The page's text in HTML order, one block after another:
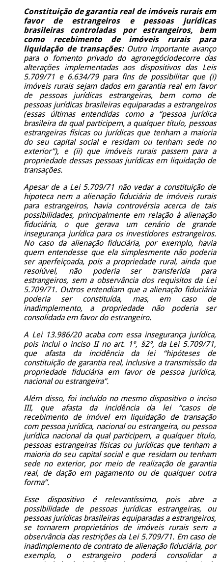
Constituição de garantia real de imóveis rurais em
favor de estrangeiros e pessoas jurídicas
brasileiras controladas por estrangeiros, bem
como recebimento de imóveis rurais para
liquidação de transações: Outro importante avanço
para o fomento privado do agronegóciodecorre das
alterações implementadas aos dispositivos das Leis
5.709/71 e 6.634/79 para fins de possibilitar que (i)
imóveis rurais sejam dados em garantia real em favor
de pessoas jurídicas estrangeiras, bem como de
pessoas jurídicas brasileiras equiparadas a estrangeiros
(essas últimas entendidas como a “pessoa jurídica
brasileira da qual participem, a qualquer título, pessoas
estrangeiras físicas ou jurídicas que tenham a maioria
do seu capital social e residam ou tenham sede no
exterior”), e (ii) que imóveis rurais passem para a
propriedade dessas pessoas jurídicas em liquidação de
transações.
Apesar de a Lei 5.709/71 não vedar a constituição de
hipoteca nem a alienação fiduciária de imóveis rurais
para estrangeiros, havia controvérsia acerca de tais
possibilidades, principalmente em relação à alienação
fiduciária, o que gerava um cenário de grande
insegurança jurídica para os investidores estrangeiros.
No caso da alienação fiduciária, por exemplo, havia
quem entendesse que ela simplesmente não poderia
ser aperfeiçoada, pois a propriedade rural, ainda que
resolúvel, não poderia ser transferida para
estrangeiros, sem a observância dos requisitos da Lei
5.709/71. Outros entendiam que a alienação fiduciária
poderia ser constituída, mas, em caso de
inadimplemento, a propriedade não poderia ser
consolidada em favor do estrangeiro.
A Lei 13.986/20 acaba com essa insegurança jurídica,
pois inclui o inciso II no art. 1º, §2º, da Lei 5.709/71,
que afasta da incidência da lei “hipóteses de
constituição de garantia real, inclusive a transmissão da
propriedade fiduciária em favor de pessoa jurídica,
nacional ou estrangeira”.
Além disso, foi incluído no mesmo dispositivo o inciso
III, que afasta da incidência da lei “casos de
recebimento de imóvel em liquidação de transação
com pessoa jurídica, nacional ou estrangeira, ou pessoa
jurídica nacional da qual participem, a qualquer título,
pessoas estrangeiras físicas ou jurídicas que tenham a
maioria do seu capital social e que residam ou tenham
sede no exterior, por meio de realização de garantia
real, de dação em pagamento ou de qualquer outra
forma”.
Esse dispositivo é relevantíssimo, pois abre a
possibilidade de pessoas jurídicas estrangeiras, ou
pessoas jurídicas brasileiras equiparadas a estrangeiros,
se tornarem proprietários de imóveis rurais sem a
observância das restrições da Lei 5.709/71. Em caso de
inadimplemento de contrato de alienação fiduciária, por
exemplo, o estrangeiro poderá consolidar a